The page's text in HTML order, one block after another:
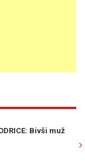
nestala je s malih